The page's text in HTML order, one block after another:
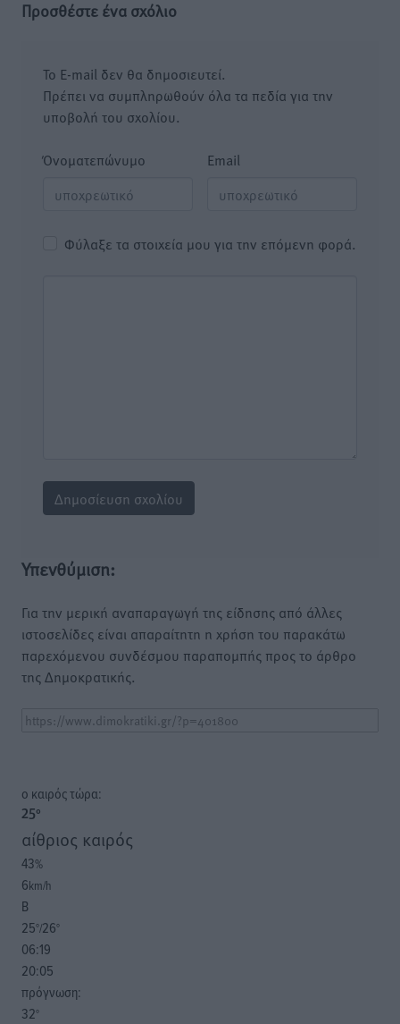
Προσθέστε ένα σχόλιο
Το E-mail δεν θα δημοσιευτεί.
Πρέπει να συμπληρωθούν όλα τα πεδία για την
υποβολή του σχολίου.
Όνοματεπώνυμο Email
Φύλαξε τα στοιχεία μου για την επόμενη φορά.
Υπενθύμιση:
Για την μερική αναπαραγωγή της είδησης από άλλες
ιστοσελίδες είναι απαραίτητη η χρήση του παρακάτω
παρεχόμενου συνδέσμου παραπομπής προς το άρθρο
της Δημοκρατικής.
o καιρός τώρα:
25°
αίθριος καιρός
43%
6km/h
Β
25°/26°
06:19
20:05
πρόγνωση:
32°